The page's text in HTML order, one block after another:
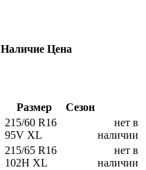
Наличие Цена
Размер Сезон
215/60 R16
95V XL
нет в
наличии
215/65 R16
102H XL
нет в
наличии